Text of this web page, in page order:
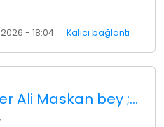
- 18:04 Kalıcı bağlantı
Ali Maskan bey ;…